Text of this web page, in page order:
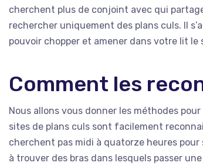
cherchent plus de conjoint avec qui
rechercher uniquement des plans culs. Il
pouvoir chopper et amener dans votre lit
Comment les
Nous allons vous donner les méthodes
sites de plans culs sont facilement
cherchent pas midi à quatorze heures
à trouver des bras dans lesquels passer